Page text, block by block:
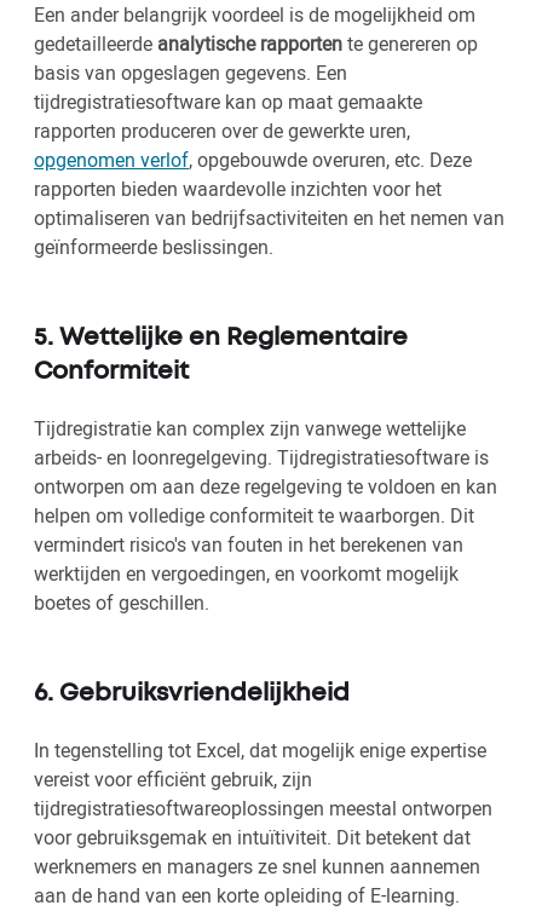
Een ander belangrijk voordeel is de mogelijkheid om
gedetailleerde analytische rapportente genereren op
basis van opgeslagen gegevens. Een
tijdregistratiesoftware kan op maat gemaakte
rapporten produceren over de gewerkte uren,
opgenomen verlof, opgebouwde overuren, etc. Deze
rapporten bieden waardevolle inzichten voor het
optimaliseren van bedrijfsactiviteiten en het nemen van
geïnformeerde beslissingen.
5. Wettelijke en Reglementaire
Conformiteit
Tijdregistratie kan complex zijn vanwege wettelijke
arbeids- en loonregelgeving. Tijdregistratiesoftware is
ontworpen om aan deze regelgeving te voldoen en kan
helpen om volledige conformiteit te waarborgen. Dit
vermindert risico's van fouten in het berekenen van
werktijden en vergoedingen, en voorkomt mogelijk
boetes of geschillen.
6. Gebruiksvriendelijkheid
In tegenstelling tot Excel, dat mogelijk enige expertise
vereist voor efficiënt gebruik, zijn
tijdregistratiesoftwareoplossingen meestal ontworpen
voor gebruiksgemak en intuïtiviteit. Dit betekent dat
werknemers en managers ze snel kunnen aannemen
aan de hand van een korte opleiding of E-learning.